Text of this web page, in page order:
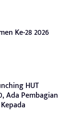
Ke-28 2026
HUT
Ada Pembagian